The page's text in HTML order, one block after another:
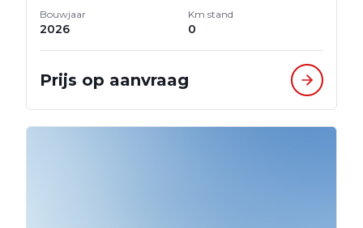
Bouwjaar
2026
Km stand
0
Prijs op aanvraag